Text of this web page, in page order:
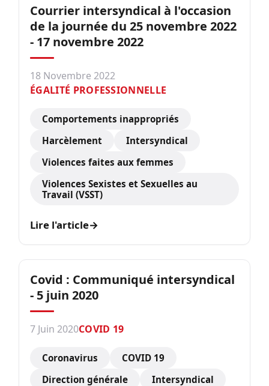
Courrier intersyndical à l'occasion
de la journée du 25 novembre 2022
- 17 novembre 2022
18 Novembre 2022
ÉGALITÉ PROFESSIONNELLE
Comportements inappropriés
Harcèlement
Intersyndical
Violences faites aux femmes
Violences Sexistes et Sexuelles au
Travail (VSST)
Lire l'article→
Covid : Communiqué intersyndical
- 5 juin 2020
7 Juin 2020COVID 19
Coronavirus
COVID 19
Direction générale
Intersyndical